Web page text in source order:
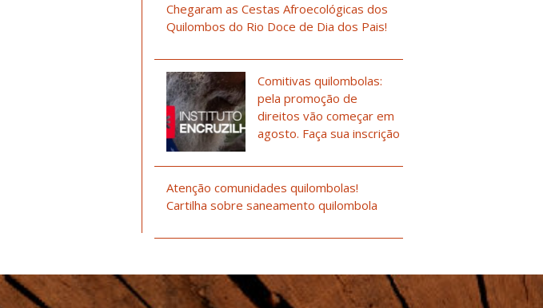
Chegaram as Cestas Afroecológicas dos
Quilombos do Rio Doce de Dia dos Pais!
Comitivas quilombolas:
pela promoção de
direitos vão começar em
agosto. Faça sua inscrição
Atenção comunidades quilombolas!
Cartilha sobre saneamento quilombola